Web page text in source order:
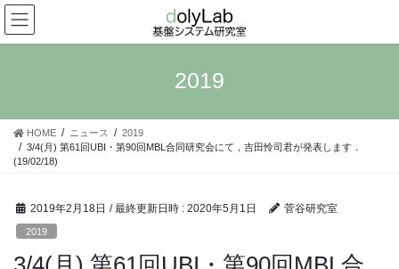
コ
ン
テ
ス
ナ
ビ
ゲ
ン
2019
HOME ニュース
2019
3/4(月) 第61回UBI・第90回MBL合同研究会にて，吉田怜司君が発表します．
(19/02/18)
2019年2月18日 / 最終更新日時 : 2020年5月1日 菅谷研究室
2019